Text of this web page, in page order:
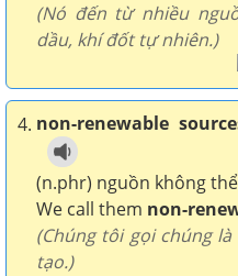
(Nó đến từ nhiều
dầu, khí đốt tự nhiên.)
4. non-renewable
(n.phr) nguồn không
We call them non-
(Chúng tôi gọi chúng
tạo.)